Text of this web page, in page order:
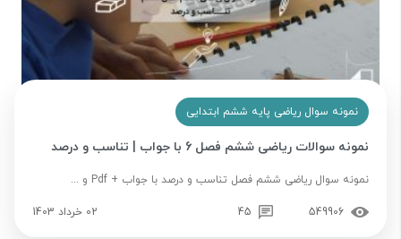
نمونه سوال ریاضی پایه ششم ابتدایی
نمونه سوالات ریاضی ششم فصل 6 با جواب | تناسب و درصد
نمونه سوال ریاضی ششم فصل تناسب و درصد با جواب + Pdf و ...
549906
45 02 خرداد 1403